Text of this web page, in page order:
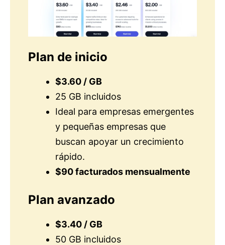
Plan de inicio
$3.60 / GB
25 GB incluidos
Ideal para empresas emergentes
y pequeñas empresas que
buscan apoyar un crecimiento
rápido.
$90 facturados mensualmente
Plan avanzado
$3.40 / GB
50 GB incluidos